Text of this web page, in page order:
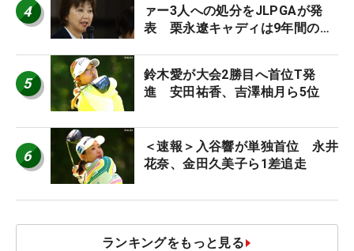
4
ァー3人への処分をJLPGAが発
表 栗永遼キャディは9年間の立
5
鈴木愛が大会2勝目へ首位T発
進 安田祐香、吉澤柚月ら5位
6
＜速報＞入谷響が単独首位 永井
花奈、金田久美子ら1差追走
ランキングをもっと見る